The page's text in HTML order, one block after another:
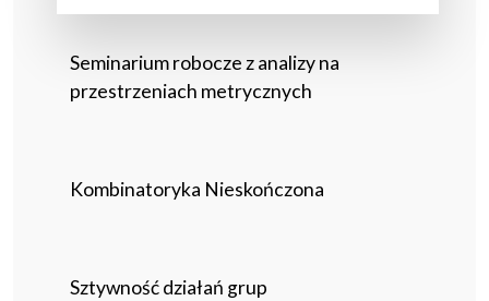
Seminarium robocze z analizy na
przestrzeniach metrycznych
Kombinatoryka Nieskończona
Sztywność działań grup